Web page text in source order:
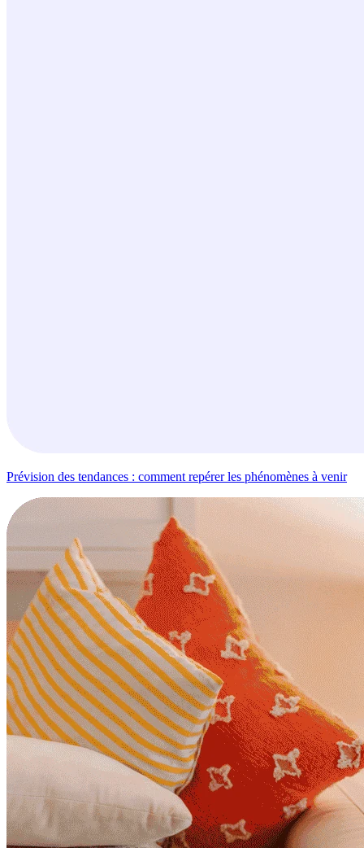
Prévision des tendances : comment repérer les phénomènes à venir